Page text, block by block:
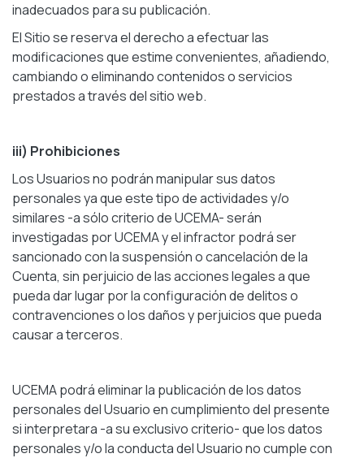
inadecuados para su publicación.
El Sitio se reserva el derecho a efectuar las
modificaciones que estime convenientes, añadiendo,
cambiando o eliminando contenidos o servicios
prestados a través del sitio web.
iii) Prohibiciones
Los Usuarios no podrán manipular sus datos
personales ya que este tipo de actividades y/o
similares -a sólo criterio de UCEMA- serán
investigadas por UCEMA y el infractor podrá ser
sancionado con la suspensión o cancelación de la
Cuenta, sin perjuicio de las acciones legales a que
pueda dar lugar por la configuración de delitos o
contravenciones o los daños y perjuicios que pueda
causar a terceros.
UCEMA podrá eliminar la publicación de los datos
personales del Usuario en cumplimiento del presente
si interpretara -a su exclusivo criterio- que los datos
personales y/o la conducta del Usuario no cumple con